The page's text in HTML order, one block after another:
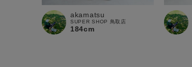
akamatsu
SUPER SHOP 鳥取店
184cm